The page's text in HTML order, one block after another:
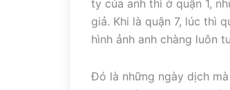
ty của anh thì ở quận 1,
giả. Khi là quận 7, lúc thì
hình ảnh anh chàng luôn
Đó là những ngày dịch